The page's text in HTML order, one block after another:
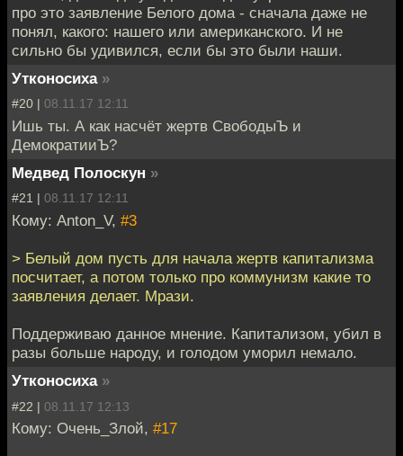
про это заявление Белого дома - сначала даже не
понял, какого: нашего или американского. И не
сильно бы удивился, если бы это были наши.
Утконосиха »
#20 | 08.11.17 12:11
Ишь ты. А как насчёт жертв СвободыЪ и
ДемократииЪ?
Медвед Полоскун »
#21 | 08.11.17 12:11
Кому: Anton_V, #3
> Белый дом пусть для начала жертв капитализма
посчитает, а потом только про коммунизм какие то
заявления делает. Мрази.
Поддерживаю данное мнение. Капитализом, убил в
разы больше народу, и голодом уморил немало.
Утконосиха »
#22 | 08.11.17 12:13
Кому: Очень_Злой, #17